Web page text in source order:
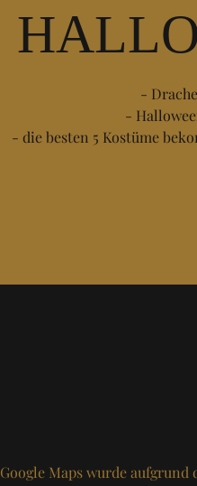
-
-
- die besten 5 Kostüme
Google Maps wurde